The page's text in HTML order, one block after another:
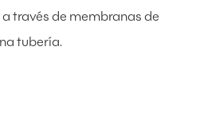
través de membranas de
tubería.